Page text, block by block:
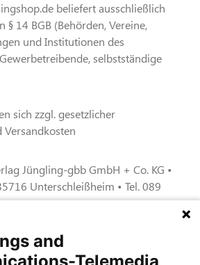
beliefert ausschließlich
§ 14 BGB (Behörden, Vereine,
und Institutionen des
selbstständige
sich zzgl. gesetzlicher
Jüngling-gbb GmbH + Co. KG •
Unterschleißheim • Tel. 089
für das Sicherheitsmanagem
and